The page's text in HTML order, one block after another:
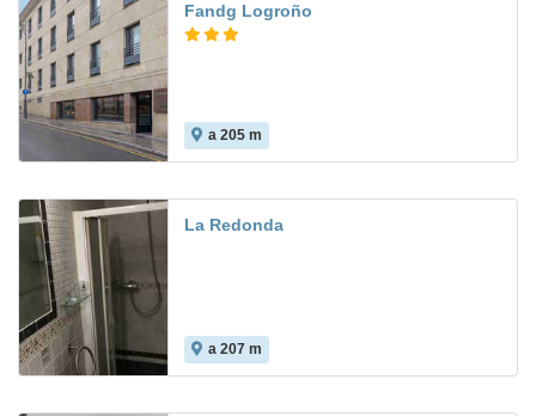
Fandg Logroño
a 205 m
La Redonda
a 207 m